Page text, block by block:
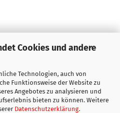
Cookies und andere
Technologien, auch von
Funktionsweise der Website zu
Angebotes zu analysieren und
bieten zu können. Weitere
Datenschutzerklärung.
Hersteller